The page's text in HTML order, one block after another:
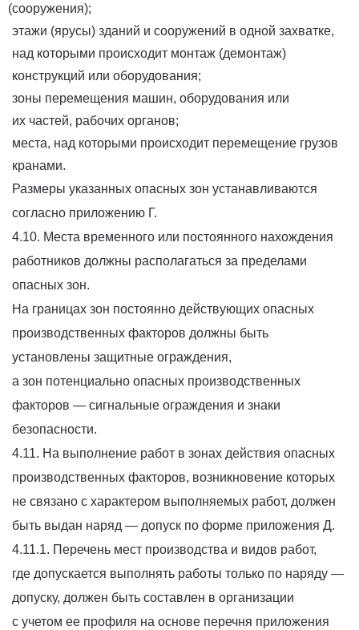
(сооружения);
этажи (ярусы) зданий и сооружений в одной захватке,
над которыми происходит монтаж (демонтаж)
конструкций или оборудования;
зоны перемещения машин, оборудования или
их частей, рабочих органов;
места, над которыми происходит перемещение грузов
кранами.
Размеры указанных опасных зон устанавливаются
согласно приложению Г.
4.10. Места временного или постоянного нахождения
работников должны располагаться за пределами
опасных зон.
На границах зон постоянно действующих опасных
производственных факторов должны быть
установлены защитные ограждения,
а зон потенциально опасных производственных
факторов — сигнальные ограждения и знаки
безопасности.
4.11. На выполнение работ в зонах действия опасных
производственных факторов, возникновение которых
не связано с характером выполняемых работ, должен
быть выдан наряд — допуск по форме приложения Д.
4.11.1. Перечень мест производства и видов работ,
где допускается выполнять работы только по наряду —
допуску, должен быть составлен в организации
с учетом ее профиля на основе перечня приложения